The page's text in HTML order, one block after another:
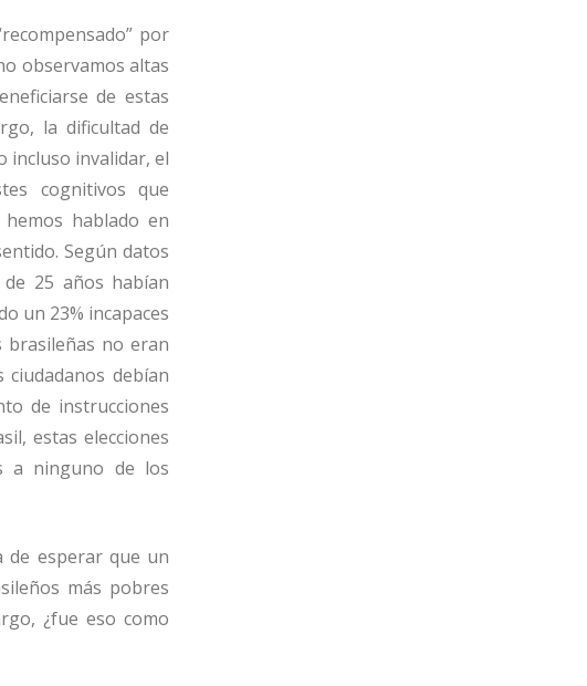
por
observamos altas
de estas
la dificultad de
incluso invalidar, el
cognitivos que
hablado en
Según datos
25 años habían
un 23% incapaces
brasileñas no eran
debían
de instrucciones
estas elecciones
a ninguno de los
de esperar que un
más pobres
¿fue eso como